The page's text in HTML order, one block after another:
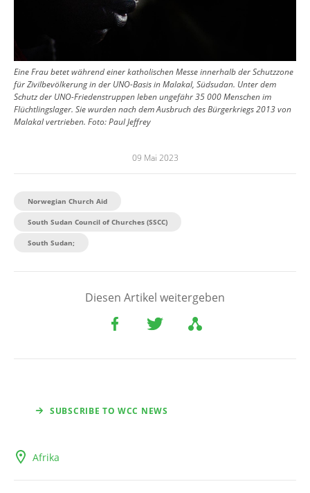
Eine Frau betet während einer katholischen Messe innerhalb der Schutzzone
für Zivilbevölkerung in der UNO-Basis in Malakal, Südsudan. Unter dem
Schutz der UNO-Friedenstruppen leben ungefähr 35 000 Menschen im
Flüchtlingslager. Sie wurden nach dem Ausbruch des Bürgerkriegs 2013 von
Malakal vertrieben. Foto:Paul Jeffrey
09 Mai 2023
Norwegian Church Aid
South Sudan Council of Churches (SSCC)
South Sudan;
Diesen Artikel weitergeben
SUBSCRIBE TO WCC NEWS
Afrika